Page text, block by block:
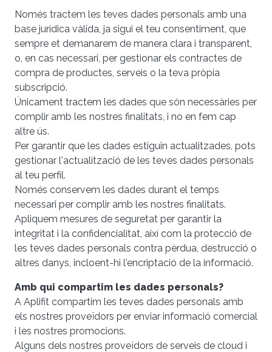
Només tractem les teves dades personals amb una
base jurídica vàlida, ja sigui el teu consentiment, que
sempre et demanarem de manera clara i transparent,
o, en cas necessari, per gestionar els contractes de
compra de productes, serveis o la teva pròpia
subscripció.
Únicament tractem les dades que són necessàries per
complir amb les nostres finalitats, i no en fem cap
altre ús.
Per garantir que les dades estiguin actualitzades, pots
gestionar l'actualització de les teves dades personals
al teu perfil.
Només conservem les dades durant el temps
necessari per complir amb les nostres finalitats.
Apliquem mesures de seguretat per garantir la
integritat i la confidencialitat, així com la protecció de
les teves dades personals contra pèrdua, destrucció o
altres danys, incloent-hi l'encriptació de la informació.
Amb qui compartim les dades personals?
A Aplifit compartim les teves dades personals amb
els nostres proveïdors per enviar informació comercial
i les nostres promocions.
Alguns dels nostres proveïdors de serveis de cloud i